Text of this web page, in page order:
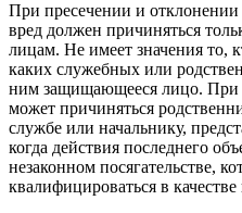
При пресечении и отклонении
вред должен причиняться
лицам. Не имеет значения то,
каких служебных или
ним защищающееся лицо. При
может причиняться
службе или начальнику,
когда действия последнего
незаконном посягательстве,
квалифицироваться в